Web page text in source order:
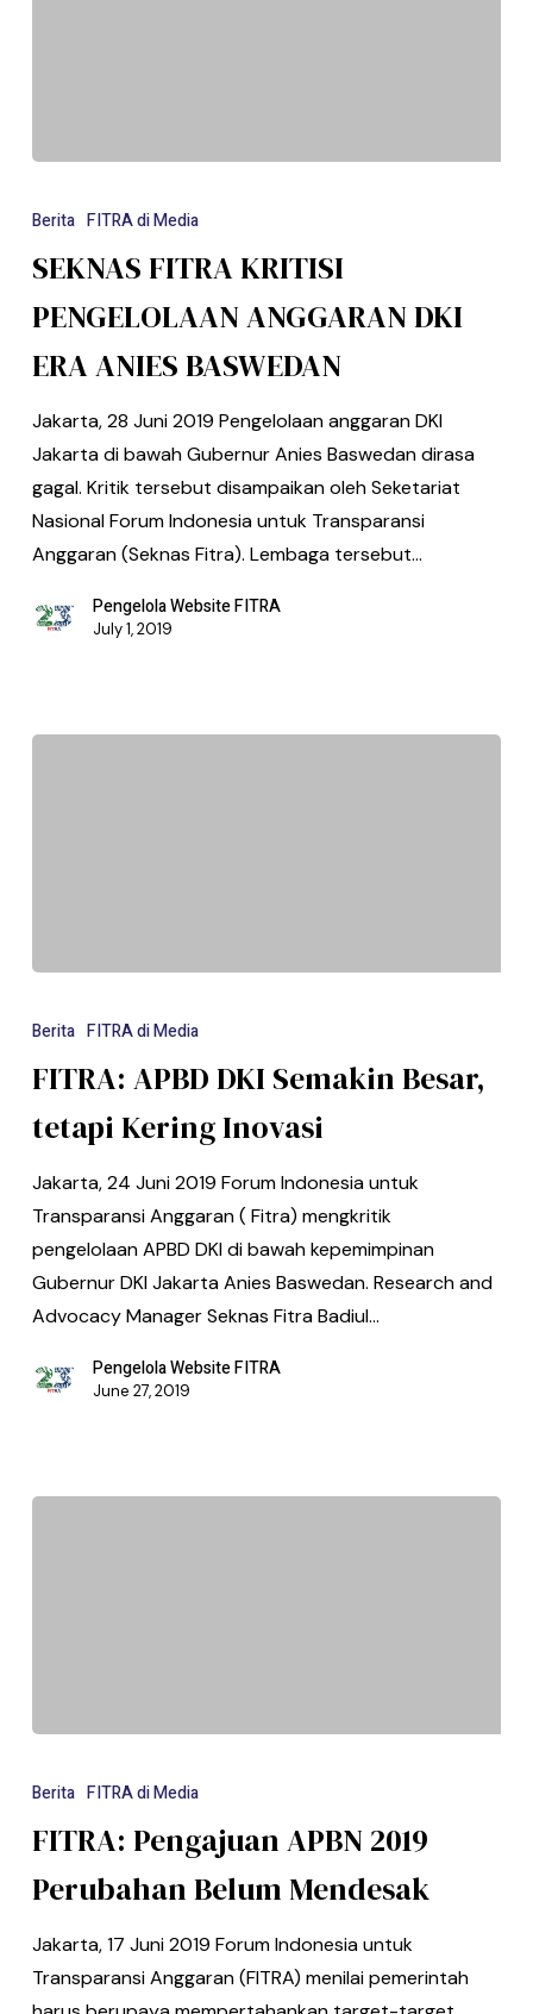
Berita FITRA di Media
SEKNAS FITRA KRITISI
PENGELOLAAN ANGGARAN DKI
ERA ANIES BASWEDAN
Jakarta, 28 Juni 2019 Pengelolaan anggaran DKI
Jakarta di bawah Gubernur Anies Baswedan dirasa
gagal. Kritik tersebut disampaikan oleh Seketariat
Nasional Forum Indonesia untuk Transparansi
Anggaran (Seknas Fitra). Lembaga tersebut…
Pengelola Website FITRA
July 1, 2019
Berita FITRA di Media
FITRA: APBD DKI Semakin Besar,
tetapi Kering Inovasi
Jakarta, 24 Juni 2019 Forum Indonesia untuk
Transparansi Anggaran ( Fitra) mengkritik
pengelolaan APBD DKI di bawah kepemimpinan
Gubernur DKI Jakarta Anies Baswedan. Research and
Advocacy Manager Seknas Fitra Badiul…
Pengelola Website FITRA
June 27, 2019
Berita FITRA di Media
FITRA: Pengajuan APBN 2019
Perubahan Belum Mendesak
Jakarta, 17 Juni 2019 Forum Indonesia untuk
Transparansi Anggaran (FITRA) menilai pemerintah